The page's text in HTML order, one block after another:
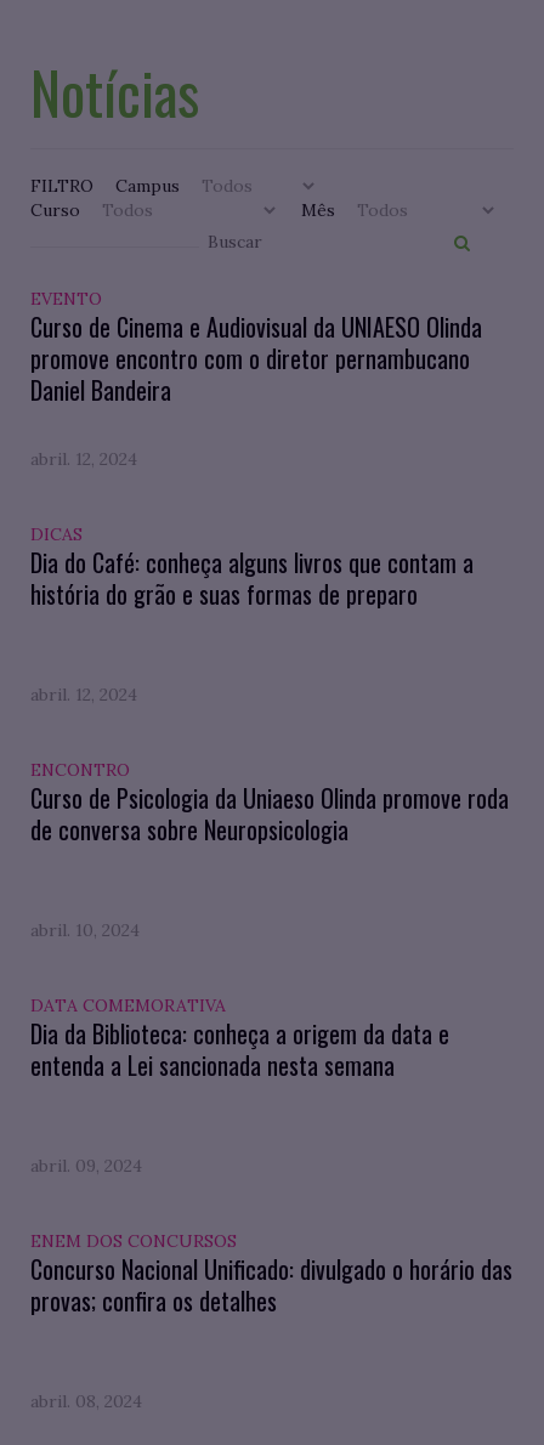
Notícias
FILTRO
Campus
Curso
Mês
EVENTO
Curso de Cinema e Audiovisual da UNIAESO Olinda
promove encontro com o diretor pernambucano
Daniel Bandeira
abril. 12, 2024
DICAS
Dia do Café: conheça alguns livros que contam a
história do grão e suas formas de preparo
abril. 12, 2024
ENCONTRO
Curso de Psicologia da Uniaeso Olinda promove roda
de conversa sobre Neuropsicologia
abril. 10, 2024
DATA COMEMORATIVA
Dia da Biblioteca: conheça a origem da data e
entenda a Lei sancionada nesta semana
abril. 09, 2024
ENEM DOS CONCURSOS
Concurso Nacional Unificado: divulgado o horário das
provas; confira os detalhes
abril. 08, 2024